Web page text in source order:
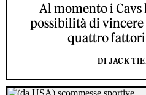
Al momento i
possibilità di
quattro
DI JACK